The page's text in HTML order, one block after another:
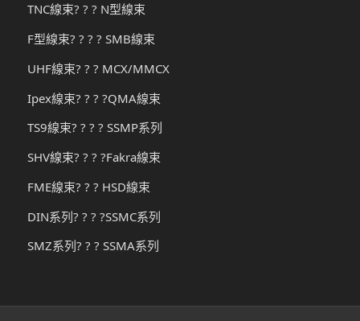
TNC線束? ? ? N型線束
F型線束? ? ? ? SMB線束
UHF線束? ? ? MCX/MMCX
Ipex線束? ? ? ?QMA線束
TS9線束? ? ? ? SSMP系列
SHV線束? ? ? ?Fakra線束
FME線束? ? ? HSD線束
DIN系列? ? ? ?SSMC系列
SMZ系列? ? ? SSMA系列